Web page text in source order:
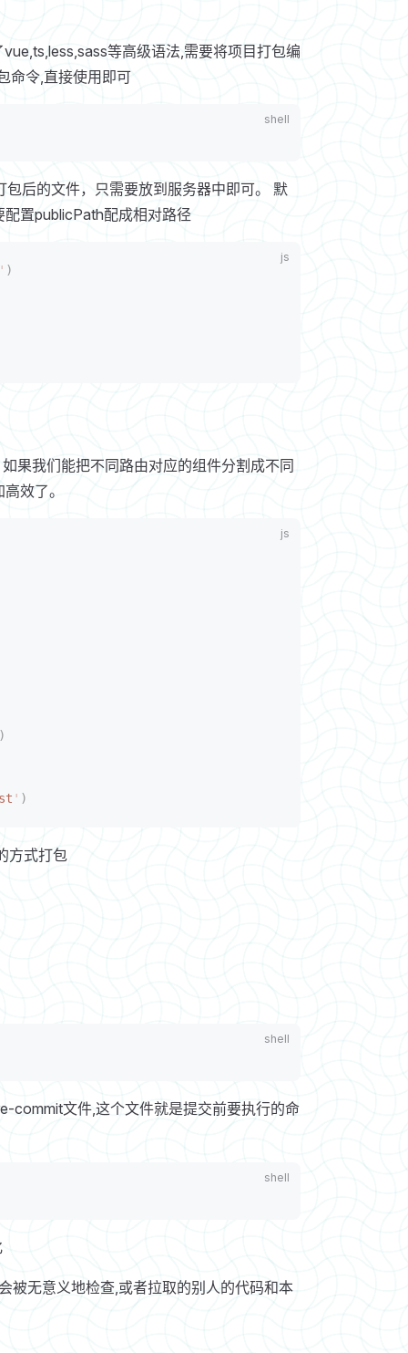
等高级语法,需要将项目打包编
命令,直接使用即可
后的文件，只需要放到服务器中即可。 默
置publicPath配成相对路径
)
果我们能把不同路由对应的组件分割成不同
效了。
' )
方式打包
commit文件,这个文件就是提交前要执行的命
被无意义地检查,或者拉取的别人的代码和本